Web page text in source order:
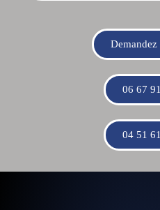
06 67
04 51